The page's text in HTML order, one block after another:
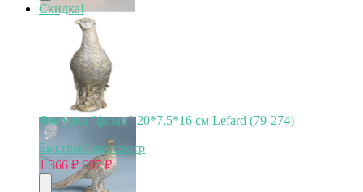
Скидка!
Фигурка "фазан" 20*7,5*16 см Lefard (79-274)
Быстрый просмотр
1 366 ₽ 697₽